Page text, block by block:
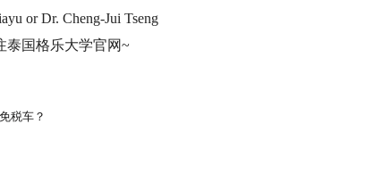
or Dr. Cheng-Jui Tseng
泰国格乐大学官网~
税车？